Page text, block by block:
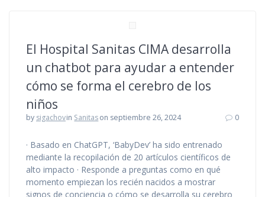
El Hospital Sanitas CIMA desarrolla
un chatbot para ayudar a entender
cómo se forma el cerebro de los
niños
by sigachovin Sanitason septiembre 26, 2024 0
· Basado en ChatGPT, ‘BabyDev’ ha sido entrenado
mediante la recopilación de 20 artículos científicos de
alto impacto · Responde a preguntas como en qué
momento empiezan los recién nacidos a mostrar
signos de conciencia o cómo se desarrolla su cerebro